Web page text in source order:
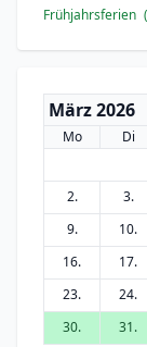
Frühjahrsferien
März 2026
Mo Di
2.
3.
9.
10.
16.
17.
23.
24.
30.
31.